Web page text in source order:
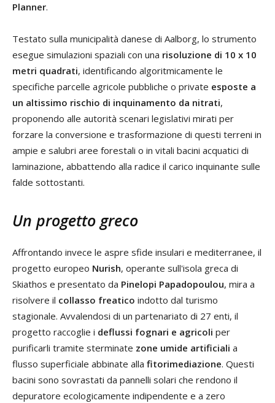
Planner.
Testato sulla municipalità danese di Aalborg, lo strumento
esegue simulazioni spaziali con una risoluzione di 10 x 10
metri quadrati, identificando algoritmicamente le
specifiche parcelle agricole pubbliche o private esposte a
un altissimo rischio di inquinamento da nitrati,
proponendo alle autorità scenari legislativi mirati per
forzare la conversione e trasformazione di questi terreni in
ampie e salubri aree forestali o in vitali bacini acquatici di
laminazione, abbattendo alla radice il carico inquinante sulle
falde sottostanti.
Un progetto greco
Affrontando invece le aspre sfide insulari e mediterranee, il
progetto europeo Nurish, operante sull'isola greca di
Skiathos e presentato da Pinelopi Papadopoulou, mira a
risolvere il collasso freatico indotto dal turismo
stagionale. Avvalendosi di un partenariato di 27 enti, il
progetto raccoglie i deflussi fognari e agricoli per
purificarli tramite sterminate zone umide artificiali a
flusso superficiale abbinate alla fitorimediazione. Questi
bacini sono sovrastati da pannelli solari che rendono il
depuratore ecologicamente indipendente e a zero